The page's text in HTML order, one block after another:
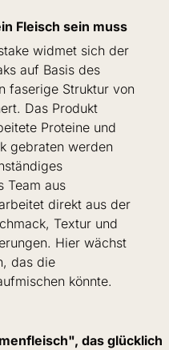
Fleisch sein muss
widmet sich der
auf Basis des
faserige Struktur von
Das Produkt
Proteine und
gebraten werden
Team aus
direkt aus der
Textur und
Hier wächst
das die
könnte.
das glücklich